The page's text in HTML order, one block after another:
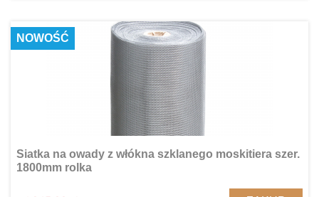
NOWOŚĆ
Siatka na owady z włókna szklanego moskitiera szer.
1800mm rolka